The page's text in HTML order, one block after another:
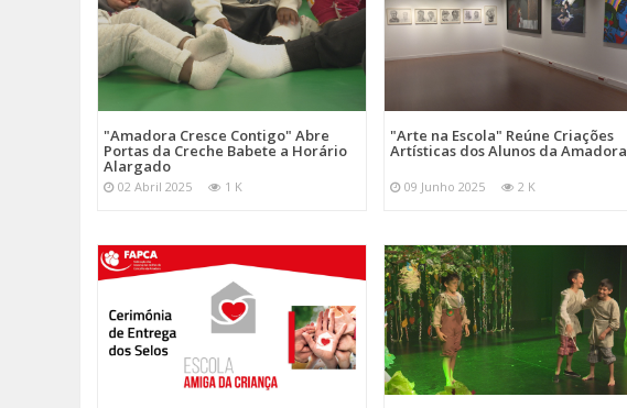
"Amadora Cresce Contigo" Abre
Portas da Creche Babete a Horário
Alargado
02 Abril 2025 1 K
"Arte na Escola" Reúne Criações
Artísticas dos Alunos da Amadora
09 Junho 2025 2 K